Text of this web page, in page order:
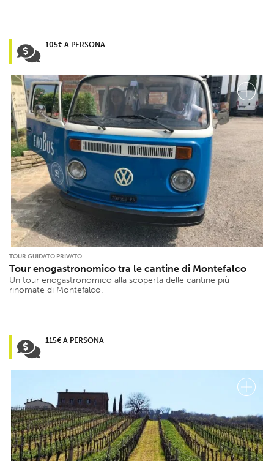
105€ A PERSONA
TOUR GUIDATO PRIVATO
Tour enogastronomico tra le cantine di Montefalco
Un tour enogastronomico alla scoperta delle cantine più
rinomate di Montefalco.
115€ A PERSONA